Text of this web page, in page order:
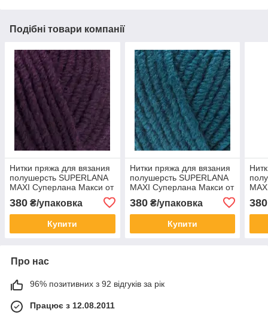
Подібні товари компанії
Нитки пряжа для вязания
полушерсть SUPERLANA
MAXI Суперлана Макси от
фіолет
380 ₴/упаковка
Купити
Нитки пряжа для вязания
полушерсть SUPERLANA
MAXI Суперлана Макси от
петроль
380₴/упаковка
Купити
380
Про нас
96% позитивних з 92 відгуків за рік
Працює з 12.08.2011